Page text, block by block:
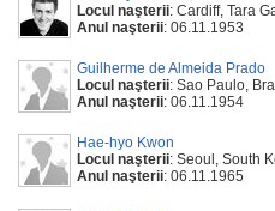
Locul naşterii: Cardiff, Tara
Anul naşterii: 06.11.1953
Guilherme de Almeida Prado
Locul naşterii: Sao Paulo,
Anul naşterii: 06.11.1954
Hae-hyo Kwon
Locul naşterii: Seoul, South
Anul naşterii: 06.11.1965